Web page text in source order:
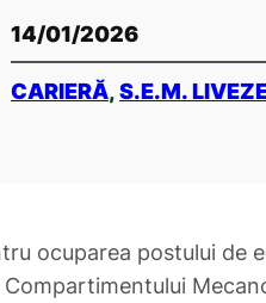
14/01/2026
CARIERĂ, S.E.M.
ocuparea postului de